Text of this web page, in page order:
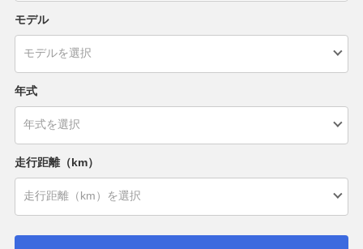
モデル
年式
走行距離（km）